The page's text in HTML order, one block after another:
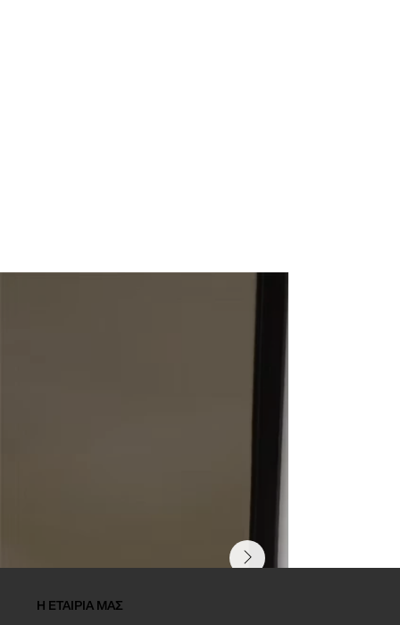
Η ΕΤΑΙΡΙΑ ΜΑΣ